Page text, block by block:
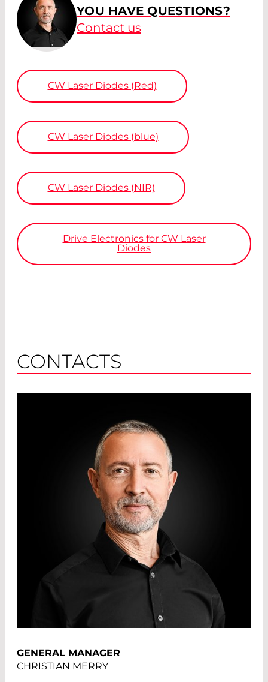
YOU HAVE QUESTIONS?
Contact us
CW Laser Diodes (Red)
CW Laser Diodes (blue)
CW Laser Diodes (NIR)
Drive Electronics for CW Laser
Diodes
CONTACTS
GENERAL MANAGER
CHRISTIAN MERRY